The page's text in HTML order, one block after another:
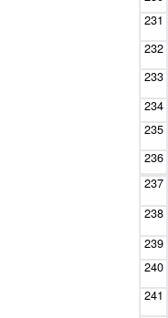
231
232
233
234
235
236
237
238
239
240
241